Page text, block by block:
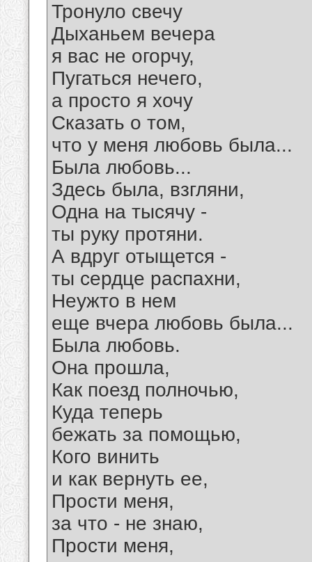
Тронуло свечу
Дыханьем вечера
я вас не огорчу,
Пугаться нечего,
а просто я хочу
Сказать о том,
что у меня любовь была...
Была любовь...
Здесь была, взгляни,
Одна на тысячу -
ты руку протяни.
А вдруг отыщется -
ты сердце распахни,
Неужто в нем
еще вчера любовь была...
Была любовь.
Она прошла,
Как поезд полночью,
Куда теперь
бежать за помощью,
Кого винить
и как вернуть ее,
Прости меня,
за что - не знаю,
Прости меня,